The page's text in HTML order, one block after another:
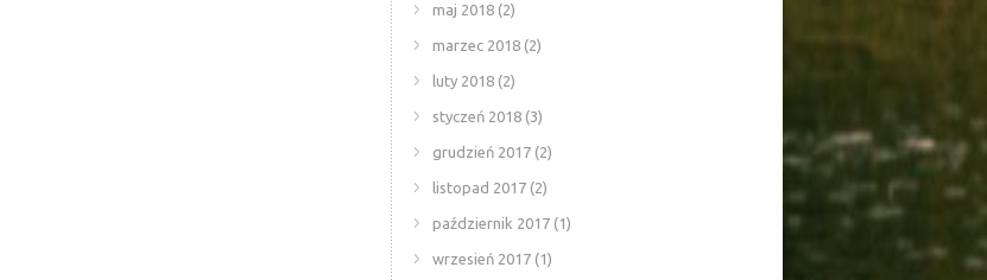
maj 2018 (2)
marzec 2018 (2)
luty 2018 (2)
styczeń 2018 (3)
grudzień 2017 (2)
listopad 2017 (2)
październik 2017 (1)
wrzesień 2017 (1)